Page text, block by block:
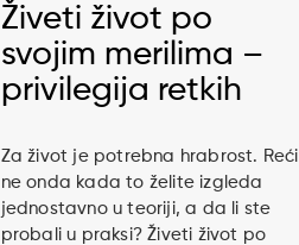
Živeti život po
svojim merilima –
privilegija retkih
Za život je potrebna hrabrost. Reći
ne onda kada to želite izgleda
jednostavno u teoriji, a da li ste
probali u praksi? Živeti život po